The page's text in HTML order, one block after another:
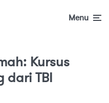
Menu
Kursus
dari TBI